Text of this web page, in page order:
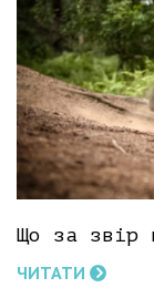
Що за звір
ЧИТАТИ